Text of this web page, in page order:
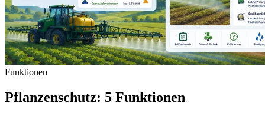
Funktionen
Pflanzenschutz: 5 Funktionen